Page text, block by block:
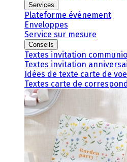
Services
Plateforme événement
Enveloppes
Service sur mesure
Conseils
Textes invitation
Textes invitation
Idées de texte carte de
Textes carte de